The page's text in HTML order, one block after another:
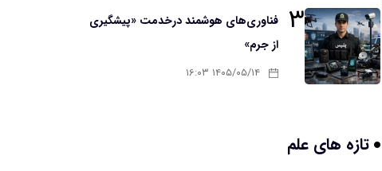
۳ فناوری‌های هوشمند درخدمت «پیشگیری
از جرم»
۱۴۰۵/۰۵/۱۴ ۱۶:۰۳
تازه های علم